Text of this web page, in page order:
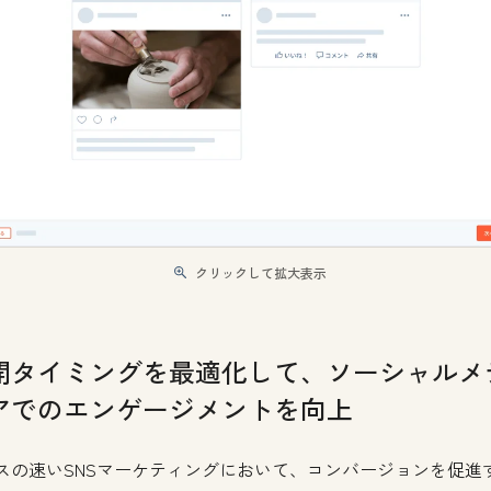
クリックして拡大表示
タイミングを最適化して、ソーシャル
でのエンゲージメントを向上
の速いSNSマーケティングにおいて、コンバージョンを促進